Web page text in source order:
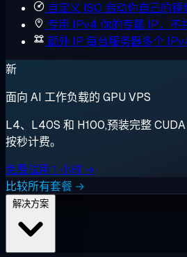
自定义 ISO 启动你自己的镜
专用 IPv4 你的专属 IP，不
额外 IP 每台服务器多个
新
面向 AI 工作负载的 GPU VPS
L4、L40S 和 H100,预装完整
按秒计费。
免费试用 1 小时 →
比较所有套餐 →